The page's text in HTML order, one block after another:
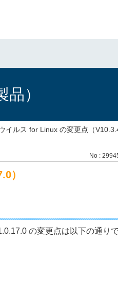
）
イルス for Linux の変更点（
No :
）
の変更点は以下の通りで